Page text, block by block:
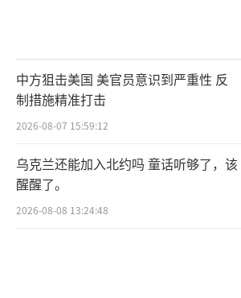
中方狙击美国 美官员意识到严重性 反
制措施精准打击
2026-08-07 15:59:12
乌克兰还能加入北约吗 童话听够了，该
醒醒了。
2026-08-08 13:24:48